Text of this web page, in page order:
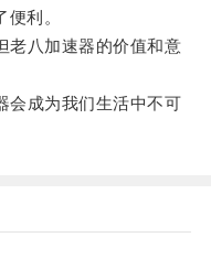
利。
八加速器的价值和意
成为我们生活中不可